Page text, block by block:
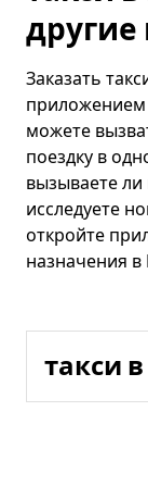
Заказать
приложением
можете
поездку в
вызываете ли
исследуете
откройте
назначения в
такси